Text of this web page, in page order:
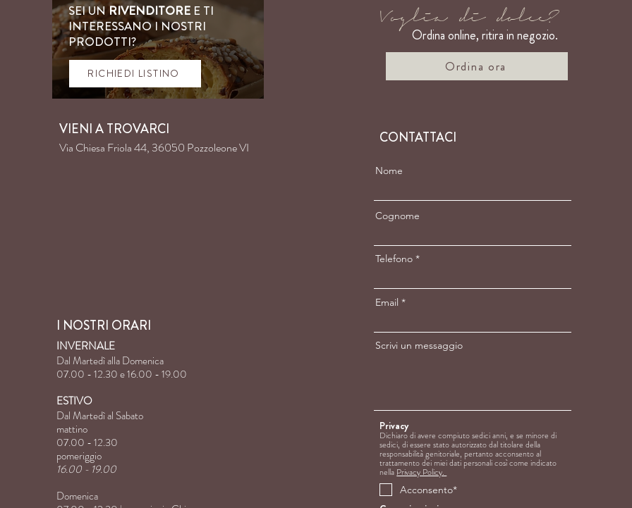
SEI UNRIVENDITOREE TI
INTERESSANO I NOSTRI
PRODOTTI?
RICHIEDI LISTINO
VIENI A TROVARCI
Via Chiesa Friola 44, 36050 Pozzoleone VI
I NOSTRI ORARI
INVERNALE
Dal Martedì alla Domenica
07.00 - 12.30 e 16.00 - 19.00
ESTIVO
Dal Martedì al Sabato
mattino
07.00 - 12.30
pomeriggio
16.00 - 19.00
Domenica
Voglia di dolce?
Ordina online, ritira in negozio.
Ordina ora
CONTATTACI
Nome
Cognome
Telefono
Email
Scrivi un messaggio
Privacy
Dichiaro di avere compiuto sedici anni, e se minore di
sedici, di essere stato autorizzato dal titolare della
responsabilità genitoriale, pertanto acconsento al
trattamento dei miei dati personali così come indicato
nella Privacy Policy.
Acconsento*